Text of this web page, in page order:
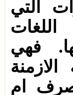
التي
فهي
ام